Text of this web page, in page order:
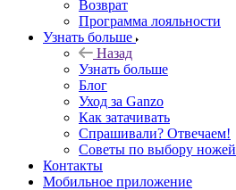
Возврат
Программа лояльности
Узнать больше
Назад
Узнать больше
Блог
Уход за Ganzo
Как затачивать
Спрашивали? Отвечаем!
Советы по выбору ножей
Контакты
Мобильное приложение